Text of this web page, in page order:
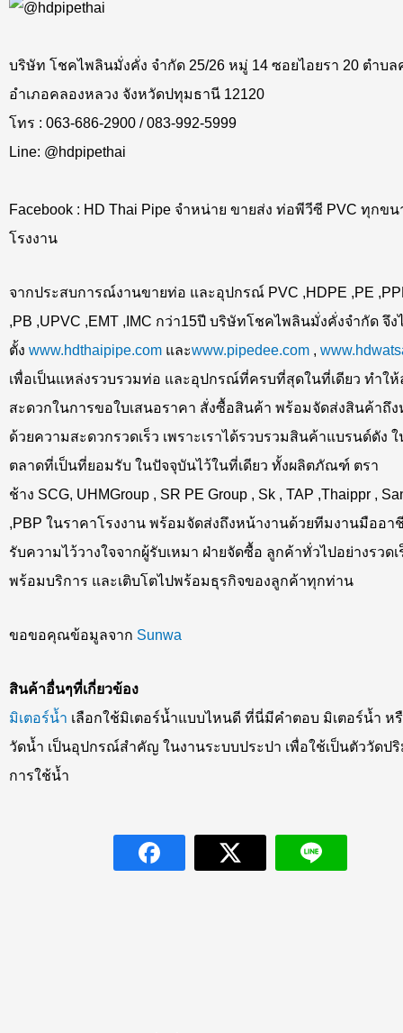
บริษัท โชคไพลินมั่งคั่ง จำกัด 25/26 หมู่ 14 ซอยไอยรา 20 ตำบล
อำเภอคลองหลวง จังหวัดปทุมธานี 12120
โทร : 063-686-2900 / 083-992-5999
Line: @hdpipethai
Facebook : HD Thai Pipe จำหน่าย ขายส่ง ท่อพีวีซี PVC ทุกข
โรงงาน
จากประสบการณ์งานขายท่อ และอุปกรณ์ PVC ,HDPE ,PE
,PB ,UPVC ,EMT ,IMC กว่า15ปี บริษัทโชคไพลินมั่งคั่งจำกัด จึง
ตั้ง www.hdthaipipe.com และwww.pipedee.com ,
เพื่อเป็นแหล่งรวบรวมท่อ และอุปกรณ์ที่ครบที่สุดในที่เดียว ทำใ
สะดวกในการขอใบเสนอราคา สั่งซื้อสินค้า พร้อมจัดส่งสินค้าถึ
ด้วยความสะดวกรวดเร็ว เพราะเราได้รวบรวมสินค้าแบรนด์ดัง
ตลาดที่เป็นที่ยอมรับ ในปัจจุบันไว้ในที่เดียว ทั้งผลิตภัณฑ์ ตรา
ช้าง SCG, UHMGroup , SR PE Group , Sk , TAP ,Thaippr ,
,PBP ในราคาโรงงาน พร้อมจัดส่งถึงหน้างานด้วยทีมงานมืออา
รับความไว้วางใจจากผู้รับเหมา ฝ่ายจัดซื้อ ลูกค้าทั่วไปอย่างรวดเ
พร้อมบริการ และเติบโตไปพร้อมธุรกิจของลูกค้าทุกท่าน
ขอขอคุณข้อมูลจาก Sunwa
สินค้าอื่นๆที่เกี่ยวข้อง
มิเตอร์น้ำ เลือกใช้มิเตอร์น้ำแบบไหนดี ที่นี่มีคำตอบ มิเตอร์น้ำ ห
วัดน้ำ เป็นอุปกรณ์สำคัญ ในงานระบบประปา เพื่อใช้เป็นตัววัดป
การใช้น้ำ